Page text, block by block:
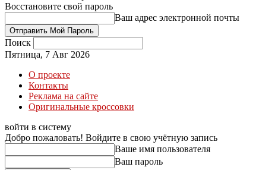
Восстановите свой пароль
Ваш адрес электронной почты
Поиск
Пятница, 7 Авг 2026
О проекте
Контакты
Реклама на сайте
Оригинальные кроссовки
войти в систему
Добро пожаловать! Войдите в свою учётную запись
Ваше имя пользователя
Ваш пароль